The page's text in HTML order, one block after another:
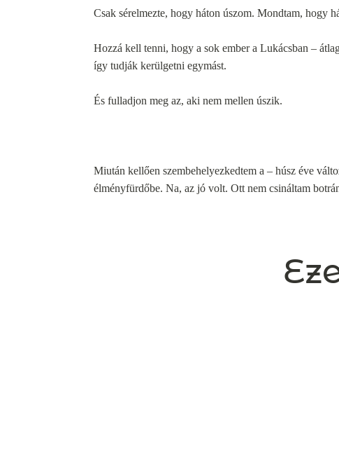
Csak sérelmezte, hogy háton úszom. Mondtam, hogy
Hozzá kell tenni, hogy a sok ember a Lukácsban –
így tudják kerülgetni egymást.
És fulladjon meg az, aki nem mellen úszik.
Miután kellően szembehelyezkedtem a – húsz éve
élményfürdőbe. Na, az jó volt. Ott nem csináltam